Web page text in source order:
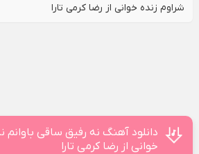
شراوم زنده خوانی از رضا کرمی تارا
دانلود آهنگ نه رفیق ساقی باوانم
خوانی از رضا کرمی تارا